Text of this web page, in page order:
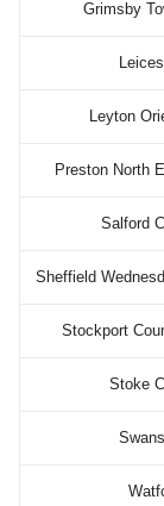
Grimsby
Leyton
Preston North
Salford
Sheffield
Stockport
Stoke